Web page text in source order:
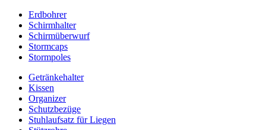
Erdbohrer
Schirmhalter
Schirmüberwurf
Stormcaps
Stormpoles
Getränkehalter
Kissen
Organizer
Schutzbezüge
Stuhlaufsatz für Liegen